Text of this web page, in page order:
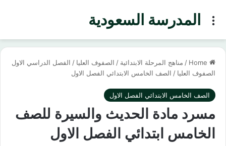
المدرسة السعوديةMenu
/ مناهج المرحلة الابتدائية / الصفوف العليا / الفصل الدراسي الاول
الصفوف العليا / الصف الخامس الابتدائي الفصل الاول
الصف الخامس الابتدائي الفصل الاول
مسرد مادة الحديث والسيرة للصف
الخامس ابتدائي الفصل الاول